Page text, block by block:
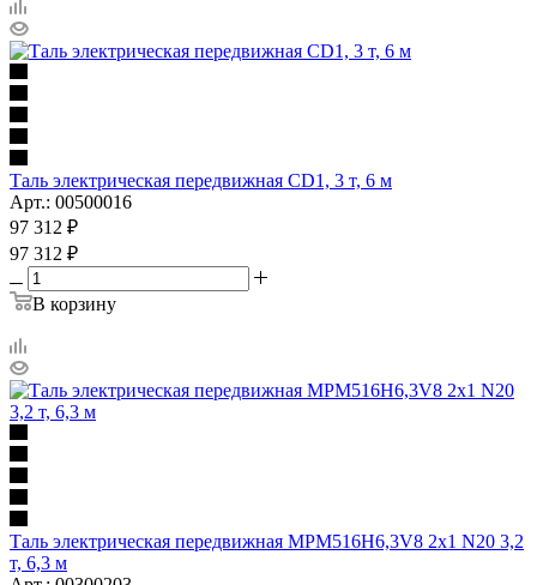
Таль электрическая передвижная CD1, 3 т, 6 м
Арт.: 00500016
97 312 ₽
97 312 ₽
В корзину
Таль электрическая передвижная MPM516H6,3V8 2x1 N20 3,2
т, 6,3 м